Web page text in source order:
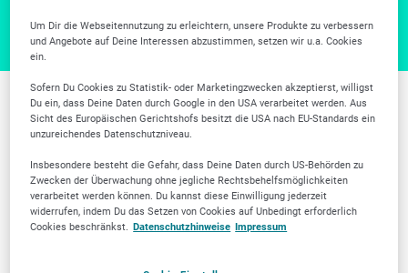
Weitere Branchen in
Frankfurt am Main
Um Dir die Webseitennutzung zu erleichtern, unsere Produkte zu verbessern
und Angebote auf Deine Interessen abzustimmen, setzen wir u.a. Cookies
ein.
Sofern Du Cookies zu Statistik- oder Marketingzwecken akzeptierst, willigst
Du ein, dass Deine Daten durch Google in den USA verarbeitet werden. Aus
Sicht des Europäischen Gerichtshofs besitzt die USA nach EU-Standards ein
unzureichendes Datenschutzniveau.
Insbesondere besteht die Gefahr, dass Deine Daten durch US-Behörden zu
Zwecken der Überwachung ohne jegliche Rechtsbehelfsmöglichkeiten
verarbeitet werden können. Du kannst diese Einwilligung jederzeit
widerrufen, indem Du das Setzen von Cookies auf Unbedingt erforderlich
Cookies beschränkst. Datenschutzhinweise Impressum